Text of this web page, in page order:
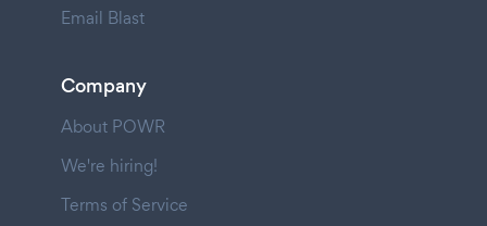
Email Blast
Company
About POWR
We're hiring!
Terms of Service